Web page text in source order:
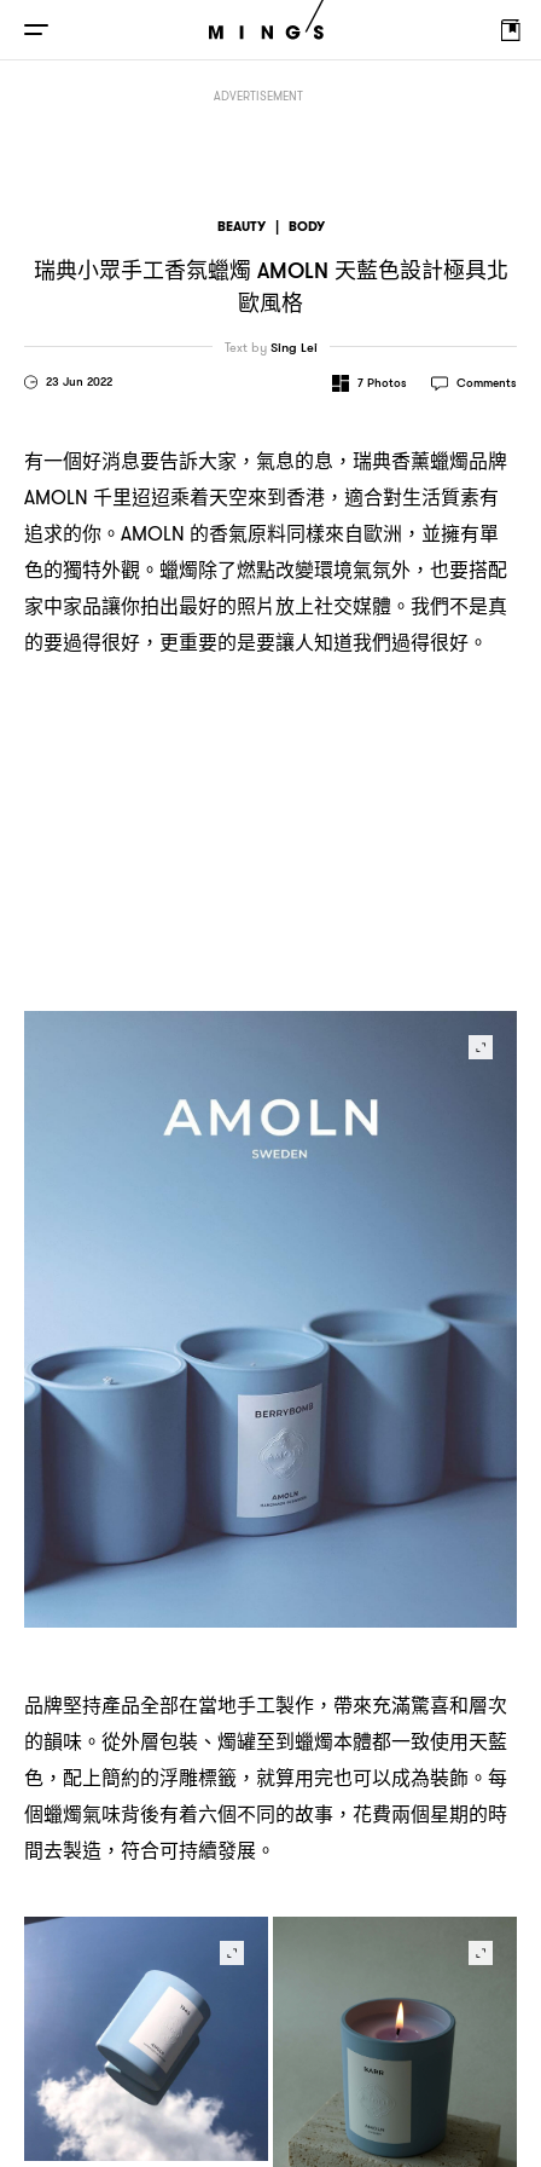
ADVERTISEMENT
BEAUTY | BODY
瑞典小眾手工香氛蠟燭 AMOLN 天藍色設計極具北
歐風格
23 Jun 2022
Text by Sing Lei
7 Photos Comments
有一個好消息要告訴大家 ， 氣息的息 ， 瑞典香薰蠟燭品牌
AMOLN 千里迢迢乘着天空來到香港 ， 適合對生活質素有
追求的你。 AMOLN 的香氣原料同樣來自歐洲 ， 並擁有單
色的獨特外觀。蠟燭除了燃點改變環境氣氛外 ， 也要搭配
家中家品讓你拍出最好的照片放上社交媒體。我們不是真
的要過得很好 ， 更重要的是要讓人知道我們過得很好。
品牌堅持產品全部在當地手工製作 ， 帶來充滿驚喜和層次
的韻味。從外層包裝、燭罐至到蠟燭本體都一致使用天藍
色 ， 配上簡約的浮雕標籤 ， 就算用完也可以成為裝飾。每
個蠟燭氣味背後有着六個不同的故事 ， 花費兩個星期的時
間去製造 ， 符合可持續發展。
AMOLN 天藍色設計極具北歐風格